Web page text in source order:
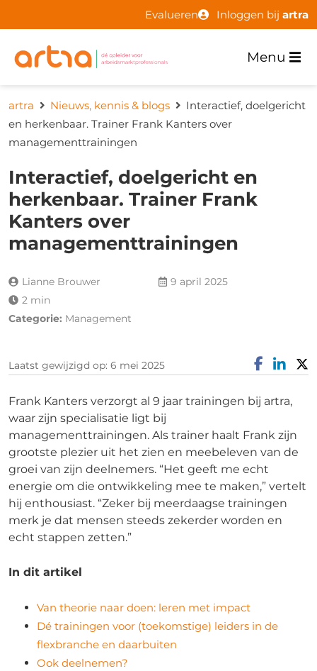
Evalueren Inloggen bij artra
Menu
artra Nieuws, kennis & blogs
Interactief, doelgericht
en herkenbaar. Trainer Frank Kanters over
managementtrainingen
Interactief, doelgericht en
herkenbaar. Trainer Frank
Kanters over
managementtrainingen
Lianne Brouwer
9 april 2025
2 min
Categorie: Management
Laatst gewijzigd op: 6 mei 2025
Frank Kanters verzorgt al 9 jaar trainingen bij artra,
waar zijn specialisatie ligt bij
managementtrainingen. Als trainer haalt Frank zijn
grootste plezier uit het zien en meebeleven van de
groei van zijn deelnemers. “Het geeft me echt
energie om die ontwikkeling mee te maken,” vertelt
hij enthousiast. “Zeker bij meerdaagse trainingen
merk je dat mensen steeds zekerder worden en
echt stappen zetten.”
In dit artikel
Van theorie naar doen: leren met impact
Dé trainingen voor (toekomstige) leiders in de
flexbranche en daarbuiten
Ook deelnemen?